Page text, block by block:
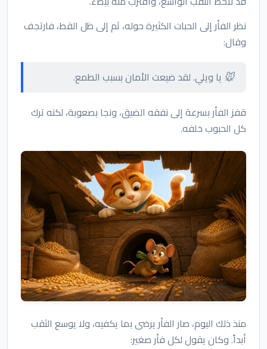
نظر الفأر إلى الحبات الكثيرة حوله، ثم إلى ظل القط، فارتجف
وقال:
🐭 يا ويلي. لقد ضيعت الأمان بسبب الطمع.
قفز الفأر بسرعة إلى نفقه الضيق، ونجا بصعوبة، لكنه ترك
كل الحبوب خلفه.
منذ ذلك اليوم، صار الفأر يرضى بما يكفيه، ولا يوسع الثقب
أبداً. وكان يقول لكل فأر صغير: